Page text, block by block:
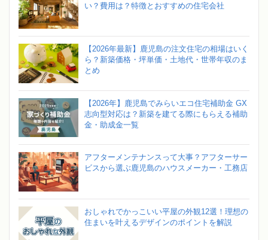
い？費用は？特徴とおすすめの住宅会社
【2026年最新】鹿児島の注文住宅の相場はいく
ら？新築価格・坪単価・土地代・世帯年収のま
とめ
【2026年】鹿児島でみらいエコ住宅補助金 GX
志向型対応は？新築を建てる際にもらえる補助
金・助成金一覧
アフターメンテナンスって大事？アフターサー
ビスから選ぶ鹿児島のハウスメーカー・工務店
おしゃれでかっこいい平屋の外観12選！理想の
住まいを叶えるデザインのポイントを解説